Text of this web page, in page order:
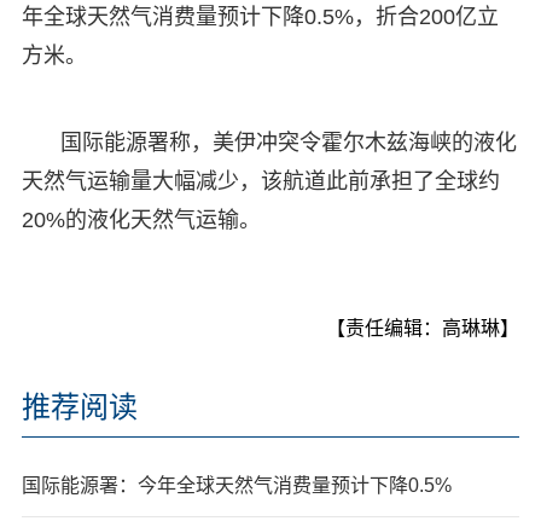
年全球天然气消费量预计下降0.5%，折合200亿立
方米。
国际能源署称，美伊冲突令霍尔木兹海峡的液化
天然气运输量大幅减少，该航道此前承担了全球约
20%的液化天然气运输。
【责任编辑：高琳琳】
推荐阅读
国际能源署：今年全球天然气消费量预计下降0.5%